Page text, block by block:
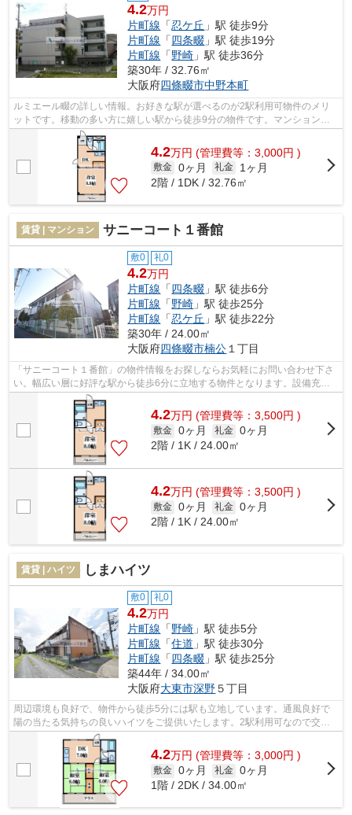
4.2万円
片町線 「忍ケ丘 」駅 徒歩9分
片町線 「四条畷 」駅 徒歩19分
片町線 「野崎 」駅 徒歩36分
築30年 / 32.76㎡
大阪府四條畷市中野本町
ルミエール畷の詳しい情報。お好きな駅が選べるのが2駅利用可物件のメリ
ットです。移動の多い方に嬉しい駅から徒歩9分の物件です。マンションタ
イプの物件でセキュリティ面も充実して...
4.2万円 (管理費等：3,000円 )
敷金 0ヶ月 礼金
1ヶ月
2階 / 1DK / 32.76㎡
賃貸 | マンション サニーコート１番館
敷0 礼0
4.2万円
片町線 「四条畷 」駅 徒歩6分
片町線 「野崎 」駅 徒歩25分
片町線 「忍ケ丘 」駅 徒歩22分
築30年 / 24.00㎡
大阪府四條畷市楠公 １丁目
「サニーコート１番館」の物件情報をお探しならお気軽にお問い合わせ下さ
い。幅広い層に好評な駅から徒歩6分に立地する物件となります。設備充
実、防犯性も高い安心のマンション物件で...
4.2万円 (管理費等：3,500円 )
敷金 0ヶ月 礼金 0ヶ月
2階 / 1K / 24.00㎡
4.2万円 (管理費等：3,500円 )
敷金 0ヶ月 礼金 0ヶ月
2階 / 1K / 24.00㎡
賃貸 | ハイツ しまハイツ
敷0 礼0
4.2万円
片町線 「野崎 」駅 徒歩5分
片町線 「住道 」駅 徒歩30分
片町線 「四条畷 」駅 徒歩25分
築44年 / 34.00㎡
大阪府大東市深野５丁目
周辺環境も良好で、物件から徒歩5分には駅も立地しています。通風良好で
陽の当たる気持ちの良いハイツをご提供いたします。2駅利用可なので交通
の利便性が格段に良くなるのが魅力です...
4.2万円 (管理費等：3,000円 )
敷金 0ヶ月 礼金 0ヶ月
1階 / 2DK / 34.00㎡